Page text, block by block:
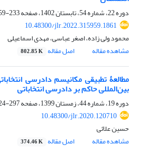
دوره 22، شماره 54، تابستان 1402، صفحه
233-259
10.48300/jlr.2022.315959.1861
محمود ولی زاده، اصغر عباسی، مهدی اسماعیلی
مشاهده مقاله
اصل مقاله 802.85 K
مطالعۀ تطبیقی مکانیسم دادرسی
بین‌المللی حاکم بر دادرسی انتخاباتی‬‬
دوره 19، شماره 44، زمستان 1399، صفحه
297-324
10.48300/jlr.2020.120710
حسین علائی
مشاهده مقاله
اصل مقاله 374.46 K